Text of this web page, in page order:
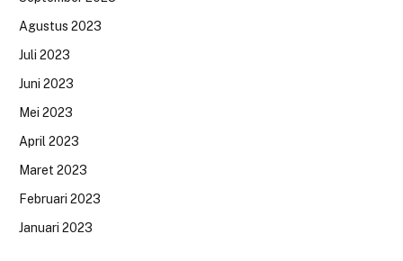
Agustus 2023
Juli 2023
Juni 2023
Mei 2023
April 2023
Maret 2023
Februari 2023
Januari 2023